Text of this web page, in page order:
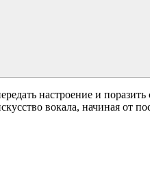
настроение и
вокала, начиная от